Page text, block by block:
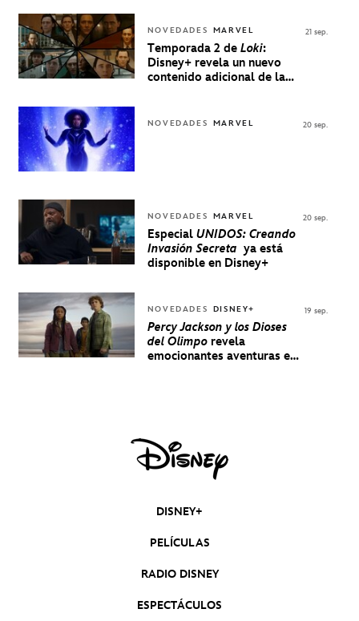
NOVEDADES MARVEL
Temporada 2 de Loki:
Disney+ revela un nuevo
contenido adicional de la
21 sep.
NOVEDADES MARVEL 20 sep.
NOVEDADES MARVEL
Especial UNIDOS: Creando
Invasión Secreta ya está
disponible en Disney+
20 sep.
NOVEDADES DISNEY+
Percy Jackson y los Dioses
del Olimporevela
emocionantes aventuras en
19 sep.
DISNEY+
PELÍCULAS
RADIO DISNEY
ESPECTÁCULOS